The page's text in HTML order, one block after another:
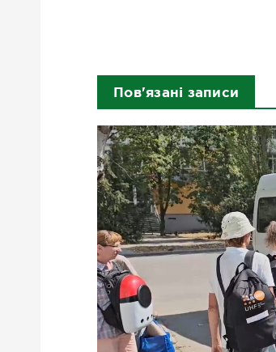
Пов'язані записи